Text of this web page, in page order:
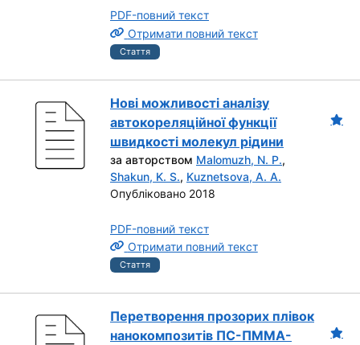
PDF-повний текст
Отримати повний текст
Стаття
Нові можливості аналізу
автокореляційної функції
швидкості молекул рідини
за авторством Malomuzh, N. P.,
Shakun, K. S., Kuznetsova, A. A.
Опубліковано 2018
PDF-повний текст
Отримати повний текст
Стаття
Перетворення прозорих плівок
нанокомпозитів ПС-ПММА-